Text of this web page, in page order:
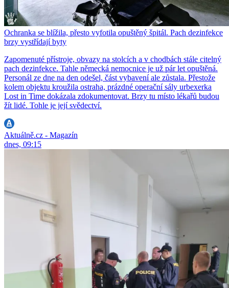
Ochranka se blížila, přesto vyfotila opuštěný špitál. Pach dezinfekce
brzy vystřídají byty
Zapomenuté přístroje, obvazy na stolcích a v chodbách stále citelný
pach dezinfekce. Tahle německá nemocnice je už pár let opuštěná.
Personál ze dne na den odešel, část vybavení ale zůstala. Přestože
kolem objektu kroužila ostraha, prázdné operační sály urbexerka
Lost in Time dokázala zdokumentovat. Brzy tu místo lékařů budou
žít lidé. Tohle je její svědectví.
Aktuálně.cz - Magazín
dnes, 09:15